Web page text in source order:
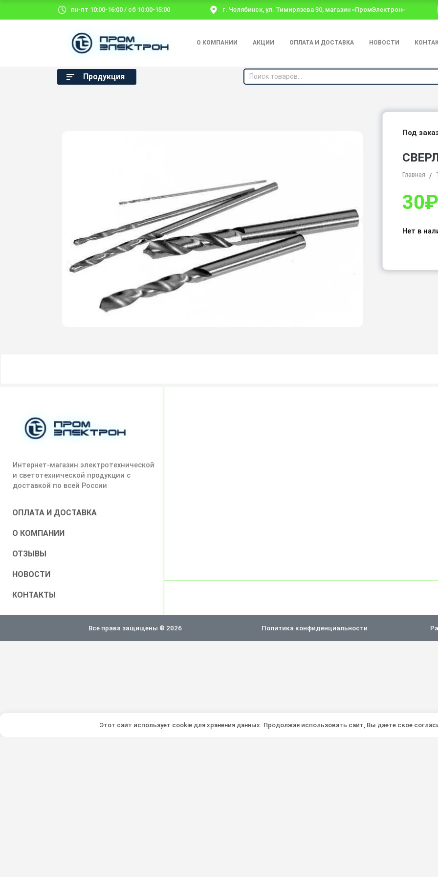
пн-пт 10:00-16:00 / сб 10:00-15:00 г. Челябинск, ул. Тимирязева 30, магазин «ПромЭлектрон»
О КОМПАНИИ АКЦИИ ОПЛАТА И ДОСТАВКА НОВОСТИ
Продукция
Под
Главная
30₽
Нет в
Интернет-магазин электротехнической
и светотехнической продукции с
доставкой по всей России
ОПЛАТА И ДОСТАВКА
О КОМПАНИИ
ОТЗЫВЫ
НОВОСТИ
КОНТАКТЫ
Все права защищены © 2026 Политика конфиденциальности
Этот сайт использует cookie для хранения данных. Продолжая использовать сайт, Вы даете свое